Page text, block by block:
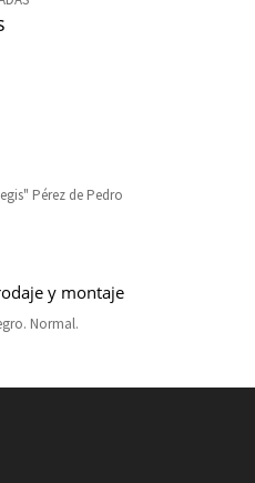
Pérez de Pedro
y montaje
Normal.